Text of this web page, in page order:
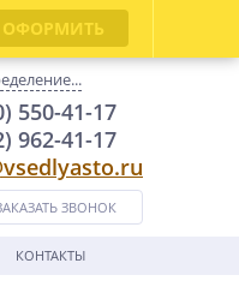
550-41-17
962-41-17
ЗВОНОК
КОНТАКТЫ
ОФОРМИТЬ